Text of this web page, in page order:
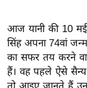
वि
शे
ष
ज्ञ
आज यानी की 10
सिंह अपना 74वां
का सफर तय करने
हैं। वह पहले ऐसे सैन्य